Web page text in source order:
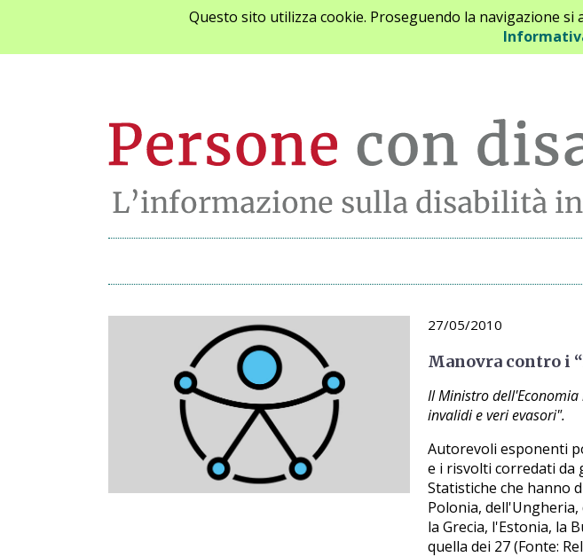
Questo sito utilizza cookie. Proseguendo la navigazione
Archivio notizie 27/05/2010
Manovra contro i
Il Ministro
invalidi e veri evasori".
Autorevoli esponenti
e i risvolti corredati da
Statistiche che hanno
Polonia, dell'Ungheria,
la Grecia, l'Estonia, la
quella dei 27 (Fonte: